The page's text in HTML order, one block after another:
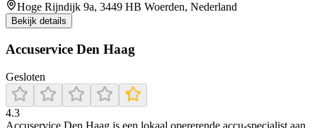
Hoge Rijndijk 9a, 3449 HB Woerden, Nederland
Bekijk details
Accuservice Den Haag
Gesloten
4.3
Accuservice Den Haag is een lokaal opererende accu‑specialist aan